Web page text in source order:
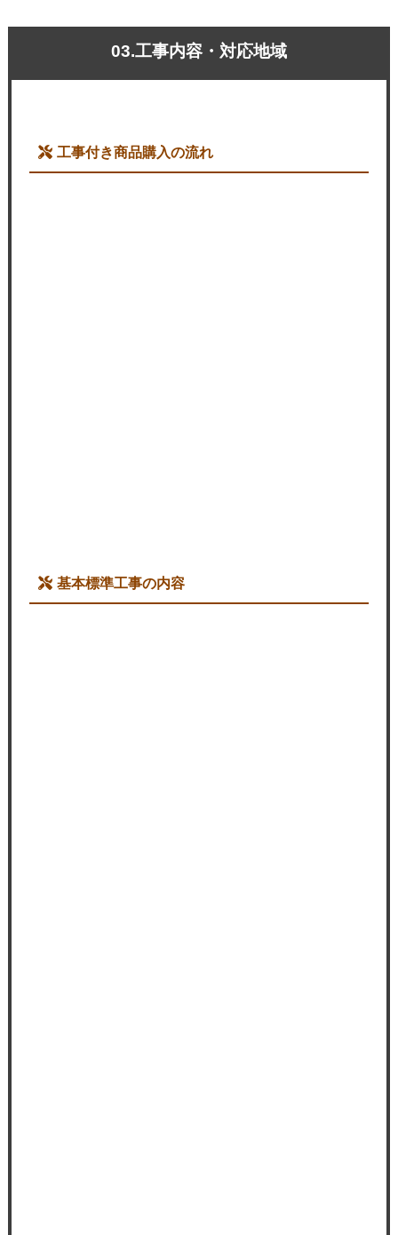
03.工事内容・対応地域
工事付き商品購入の流れ
基本標準工事の内容